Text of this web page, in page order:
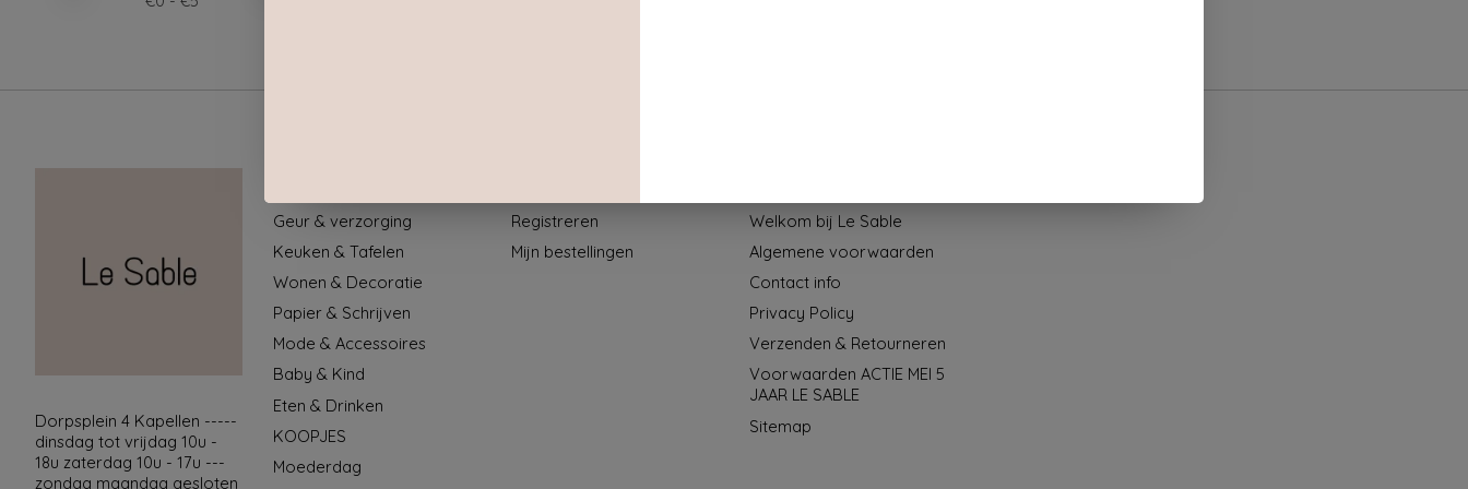
Dorpsplein 4 Kapellen -----
dinsdag tot vrijdag 10u -
18u zaterdag 10u - 17u ---
zondag maandag gesloten
Geur & verzorging
Keuken & Tafelen
Wonen & Decoratie
Papier & Schrijven
Mode & Accessoires
Baby & Kind
Eten & Drinken
KOOPJES
Moederdag
Registreren
Mijn bestellingen
Welkom bij Le Sable
Algemene voorwaarden
Contact info
Privacy Policy
Verzenden & Retourneren
Voorwaarden ACTIE MEI 5
JAAR LE SABLE
Sitemap